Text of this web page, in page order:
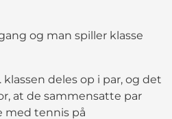
og man spiller klasse
deles op i par, og det
at de sammensatte par
med tennis på